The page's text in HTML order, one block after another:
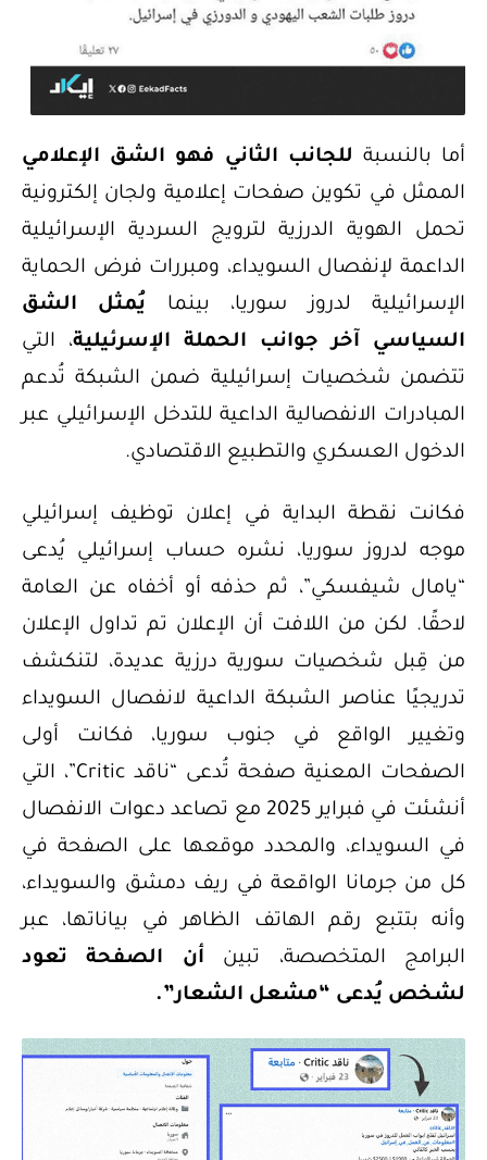
أما بالنسبةللجانب الثاني فهو الشق الإعلامي
الممثل في تكوين صفحات إعلامية ولجان إلكترونية
تحمل الهوية الدرزية لترويج السردية الإسرائيلية
الداعمة لإنفصال السويداء، ومبررات فرض الحماية
الإسرائيلية لدروز سوريا، بينما
يُمثل الشق
السياسي آخر جوانب الحملة الإسرئيلية، التي
تتضمن شخصيات إسرائيلية ضمن الشبكة تُدعم
المبادرات الانفصالية الداعية للتدخل الإسرائيلي عبر
الدخول العسكري والتطبيع الاقتصادي.
فكانت نقطة البداية في إعلان توظيف إسرائيلي
موجه لدروز سوريا، نشره حساب إسرائيلي يُدعى
“يامال شيفسكي”، ثم حذفه أو أخفاه عن العامة
لاحقًا. لكن من اللافت أن الإعلان تم تداول الإعلان
من قِبل شخصيات سورية درزية عديدة، لتنكشف
تدريجيًا عناصر الشبكة الداعية لانفصال السويداء
وتغيير الواقع في جنوب سوريا، فكانت أولى
الصفحات المعنية صفحة تُدعى “ناقد Critic”، التي
أنشئت في فبراير 2025 مع تصاعد دعوات الانفصال
في السويداء، والمحدد موقعها على الصفحة في
كل من جرمانا الواقعة في ريف دمشق والسويداء،
وأنه بتتبع رقم الهاتف الظاهر في بياناتها، عبر
البرامج المتخصصة، تبين
أن الصفحة تعود
لشخص يُدعى “مشعل الشعار”.